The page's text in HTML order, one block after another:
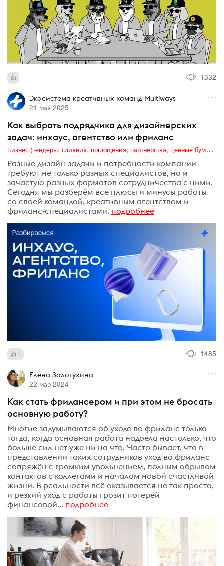
1332
Экосистема креативных команд Multiways
21 мая 2025
Как выбрать подрядчика для дизайнерских
задач: инхаус, агентство или фриланс
Бизнес (тендеры, слияния, поглощения, партнерства, ценные бумаги, акционеры, финансы и отчетность)
Разные дизайн-задачи и потребности компании
требуют не только разных специалистов, но и
зачастую разных форматов сотрудничества с ними.
Сегодня мы разберём все плюсы и минусы работы
со своей командой, креативным агентством и
фриланс-специалистами. подробнее
1 1485
Елена Золотухина
22 мар 2024
Как стать фрилансером и при этом не бросать
основную работу?
Многие задумываются об уходе во фриланс только
тогда, когда основная работа надоела настолько, что
больше сил нет уже ни на что. Часто бывает, что в
представлении таких сотрудников уход во фриланс
сопряжён с громким увольнением, полным обрывом
контактов с коллегами и началом новой счастливой
жизни. В реальности всё оказывается не так просто,
и резкий уход с работы грозит потерей
финансовой... подробнее